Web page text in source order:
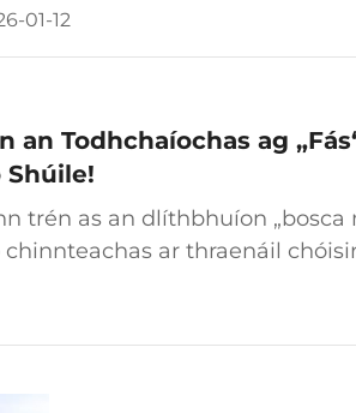
01-12
an Todhchaíochas ag
Shúile!
trén as an dlíthbhuíon
ar thraenáil
an trén ar fad mar go bhfuil